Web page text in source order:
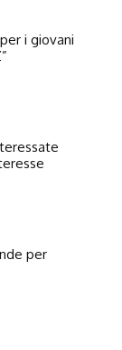
i giovani
per